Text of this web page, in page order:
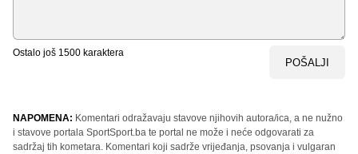
Ostalo još 1500 karaktera
POŠALJI
NAPOMENA: Komentari odražavaju stavove njihovih autora/ica, a ne nužno
i stavove portala SportSport.ba te portal ne može i neće odgovarati za
sadržaj tih kometara. Komentari koji sadrže vrijeđanja, psovanja i vulgaran